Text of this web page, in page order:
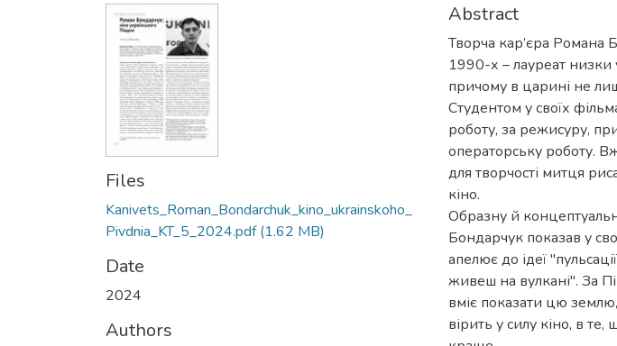
Files
Kanivets_Roman_Bondarchuk_kino_ukrainskoho_
Pivdnia_KT_5_2024.pdf(1.62 MB)
Date
2024
Authors
Abstract
Творча кар’єра Романа
1990-х – лауреат низки
причому в царині не
Студентом у своїх
роботу, за режисуру,
операторську роботу.
для творчості митця
кіно.
Образну й
Бондарчук показав у
апелює до ідеї
живеш на вулкані". За
вміє показати цю
вірить у силу кіно, в